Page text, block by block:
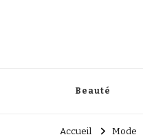
Beauté
Accueil Mode